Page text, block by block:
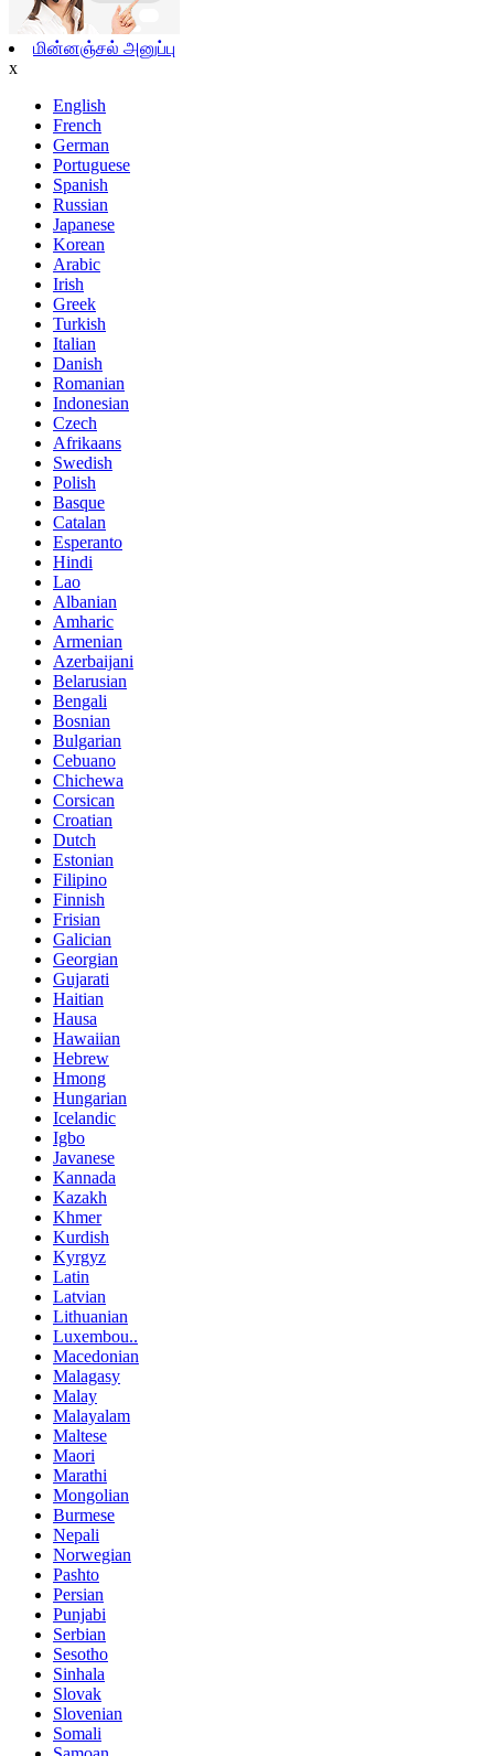
மின்னஞ்சல் அனுப்பு
x
English
French
German
Portuguese
Spanish
Russian
Japanese
Korean
Arabic
Irish
Greek
Turkish
Italian
Danish
Romanian
Indonesian
Czech
Afrikaans
Swedish
Polish
Basque
Catalan
Esperanto
Hindi
Lao
Albanian
Amharic
Armenian
Azerbaijani
Belarusian
Bengali
Bosnian
Bulgarian
Cebuano
Chichewa
Corsican
Croatian
Dutch
Estonian
Filipino
Finnish
Frisian
Galician
Georgian
Gujarati
Haitian
Hausa
Hawaiian
Hebrew
Hmong
Hungarian
Icelandic
Igbo
Javanese
Kannada
Kazakh
Khmer
Kurdish
Kyrgyz
Latin
Latvian
Lithuanian
Luxembou..
Macedonian
Malagasy
Malay
Malayalam
Maltese
Maori
Marathi
Mongolian
Burmese
Nepali
Norwegian
Pashto
Persian
Punjabi
Serbian
Sesotho
Sinhala
Slovak
Slovenian
Somali